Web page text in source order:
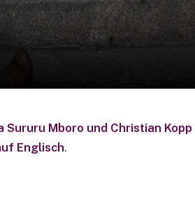
Sururu Mboro und Christian Kopp
Englisch.